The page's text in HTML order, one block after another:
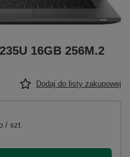
16GB 256M.2
Dodaj do listy zakupowej
/ szt.